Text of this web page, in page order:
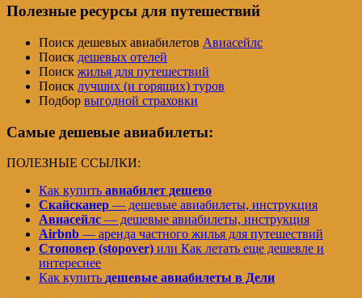
Полезные ресурсы для путешествий
Поиск дешевых авиабилетов Авиасейлс
Поиск дешевых отелей
Поиск жилья для путешествий
Поиск лучших (и горящих) туров
Подбор выгодной страховки
Самые дешевые авиабилеты:
ПОЛЕЗНЫЕ ССЫЛКИ:
Как купить авиабилет дешево
Скайсканер — дешевые авиабилеты, инструкция
Авиасейлс — дешевые авиабилеты, инструкция
Airbnb — аренда частного жилья для путешествий
Стоповер (stopover) или Как летать еще дешевле и
интереснее
Как купить дешевые авиабилеты в Дели